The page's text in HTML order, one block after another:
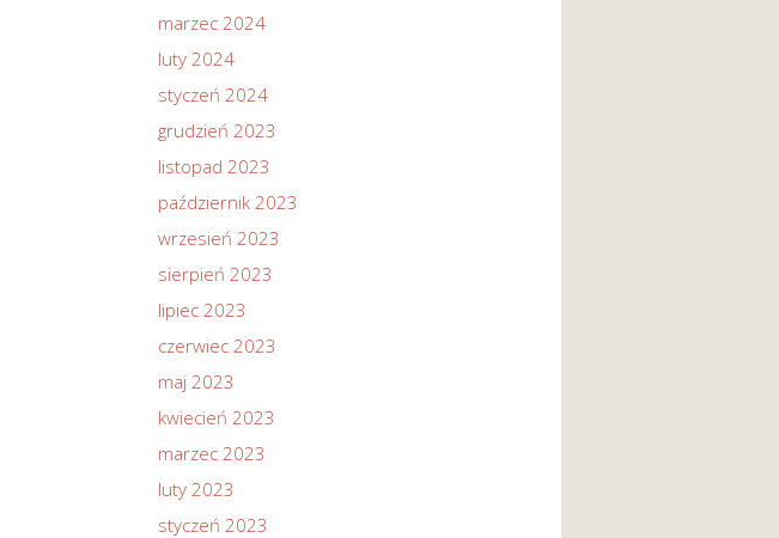
marzec 2024
luty 2024
styczeń 2024
grudzień 2023
listopad 2023
październik 2023
wrzesień 2023
sierpień 2023
lipiec 2023
czerwiec 2023
maj 2023
kwiecień 2023
marzec 2023
luty 2023
styczeń 2023